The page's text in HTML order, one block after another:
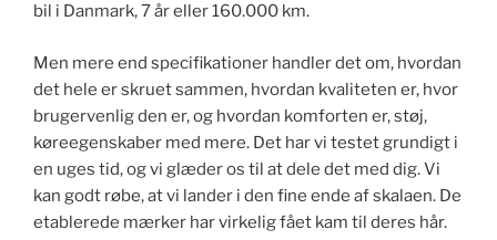
bil i Danmark, 7 år eller 160.000 km.
Men mere end specifikationer handler det om, hvordan
det hele er skruet sammen, hvordan kvaliteten er, hvor
brugervenlig den er, og hvordan komforten er, støj,
køreegenskaber med mere. Det har vi testet grundigt i
en uges tid, og vi glæder os til at dele det med dig. Vi
kan godt røbe, at vi lander i den fine ende af skalaen. De
etablerede mærker har virkelig fået kam til deres hår.